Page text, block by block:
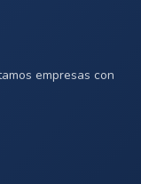
empresas con